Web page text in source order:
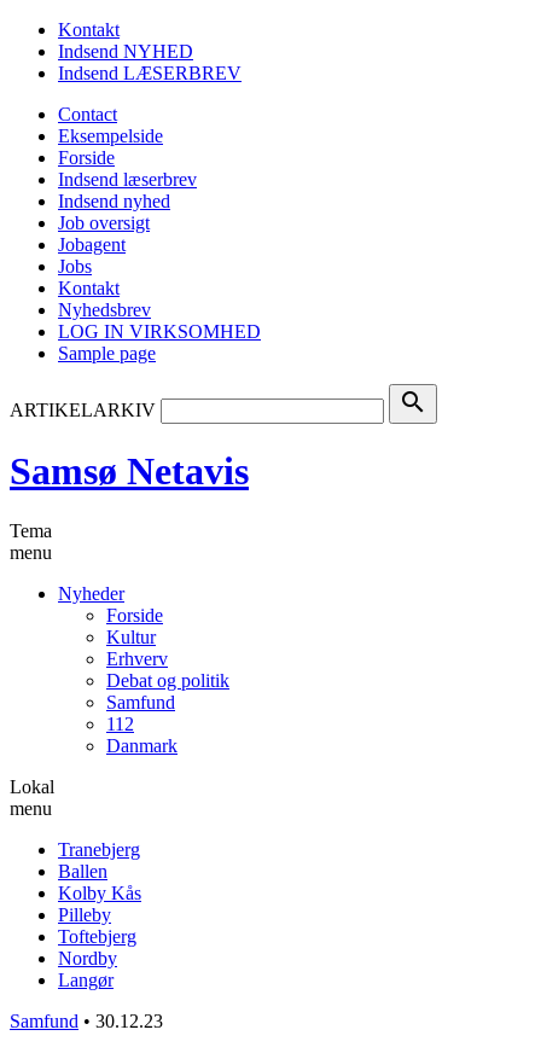
Kontakt
Indsend NYHED
Indsend LÆSERBREV
Contact
Eksempelside
Forside
Indsend læserbrev
Indsend nyhed
Job oversigt
Jobagent
Jobs
Kontakt
Nyhedsbrev
LOG IN VIRKSOMHED
Sample page
ARTIKELARKIV search
Samsø Netavis
Tema
menu
Nyheder
Forside
Kultur
Erhverv
Debat og politik
Samfund
112
Danmark
Lokal
menu
Tranebjerg
Ballen
Kolby Kås
Pilleby
Toftebjerg
Nordby
Langør
Samfund • 30.12.23